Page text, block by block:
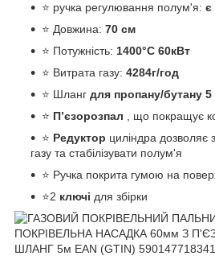
⭐ ручка регулювання полум'я: є
⭐ Довжина: 70 см
⭐ Потужність: 1400°C 60кВт
⭐ Витрата газу: 4284г/год
⭐ Шланг для пропану/бутану
⭐ П’єзорозпал , що покращує
⭐ Редуктор циліндра дозволяє
газу та стабілізувати полум'я
⭐ Ручка покрита гумою на
⭐2 ключі для збірки